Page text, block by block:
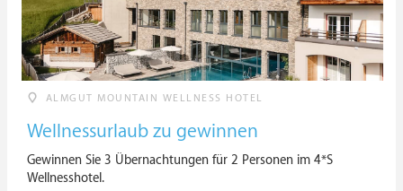
ALMGUT MOUNTAIN WELLNESS HOTEL
Wellnessurlaub zu gewinnen
Gewinnen Sie 3 Übernachtungen für 2 Personen im 4*S
Wellnesshotel.